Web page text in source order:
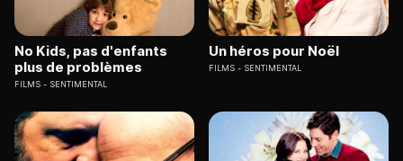
No Kids, pas d'enfants
plus de problèmes
FILMS SENTIMENTAL
Un héros pour Noël
FILMS SENTIMENTAL